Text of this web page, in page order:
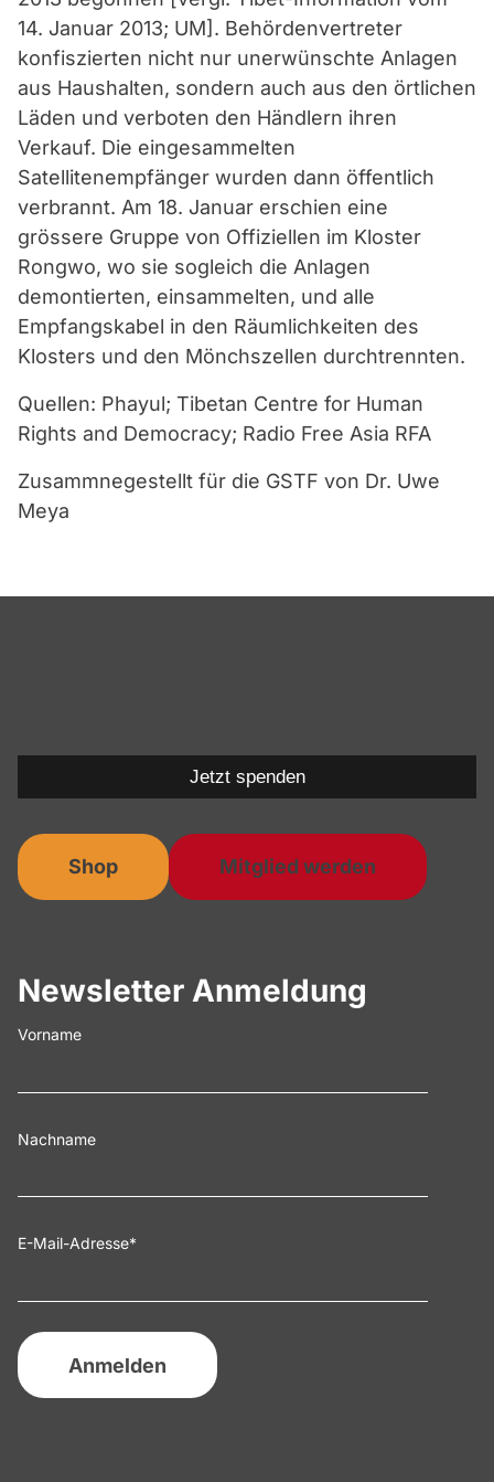
14. Januar 2013; UM]. Behördenvertreter
konfiszierten nicht nur unerwünschte Anlagen
aus Haushalten, sondern auch aus den örtlichen
Läden und verboten den Händlern ihren
Verkauf. Die eingesammelten
Satellitenempfänger wurden dann öffentlich
verbrannt. Am 18. Januar erschien eine
grössere Gruppe von Offiziellen im Kloster
Rongwo, wo sie sogleich die Anlagen
demontierten, einsammelten, und alle
Empfangskabel in den Räumlichkeiten des
Klosters und den Mönchszellen durchtrennten.
Quellen: Phayul; Tibetan Centre for Human
Rights and Democracy; Radio Free Asia RFA
Zusammnegestellt für die GSTF von Dr. Uwe
Meya
Shop Mitglied werden
Newsletter Anmeldung
Vorname
Nachname
E-Mail-Adresse*
Jetzt spenden